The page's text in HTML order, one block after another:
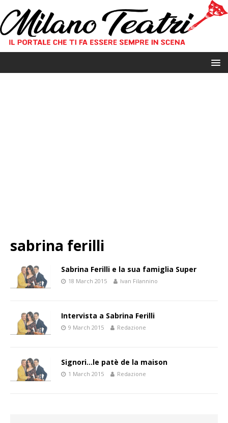
sabrina ferilli
Sabrina Ferilli e la sua famiglia Super
18 March 2015 Ivan Filannino
Intervista a Sabrina Ferilli
9 March 2015 Redazione
Signori…le patè de la maison
1 March 2015 Redazione